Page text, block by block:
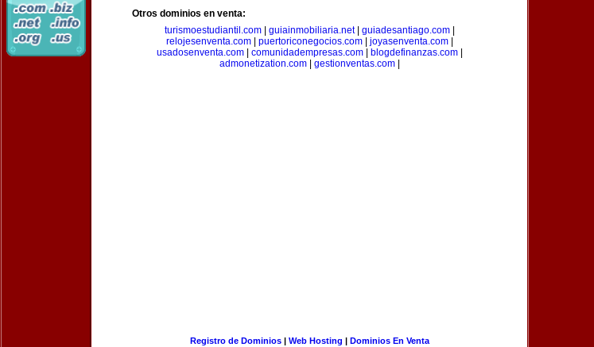
Otros dominios en venta:
turismoestudiantil.com| guiainmobiliaria.net| guiadesantiago.com|
relojesenventa.com| puertoriconegocios.com| joyasenventa.com|
usadosenventa.com| comunidadempresas.com| blogdefinanzas.com|
admonetization.com| gestionventas.com|
Registro de Dominios| Web Hosting | Dominios En Venta